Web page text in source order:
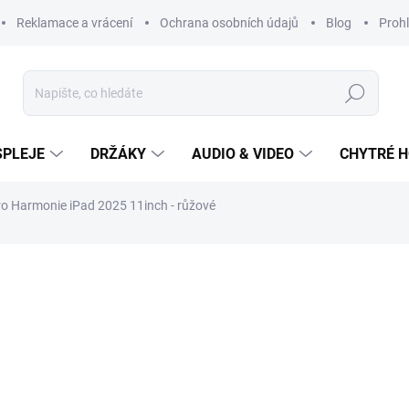
Reklamace a vrácení Ochrana osobních údajů Blog
Hledat
DRŽÁKY AUDIO & VIDEO CHYTRÉ
Harmonie iPad 2025 11inch - růžové